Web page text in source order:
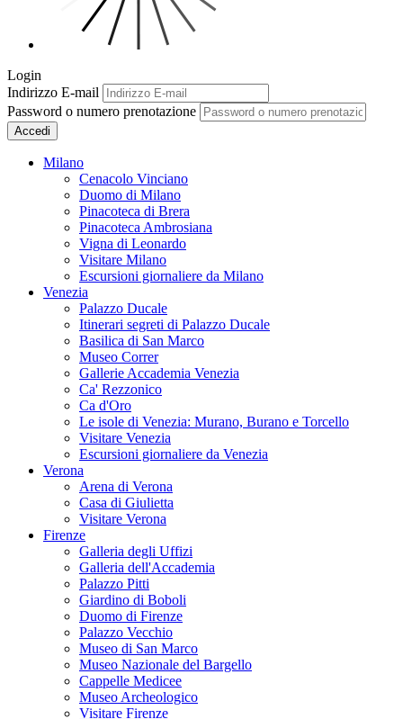
Login
Indirizzo E-mail
Password o numero prenotazione
Accedi
Milano
Cenacolo Vinciano
Duomo di Milano
Pinacoteca di Brera
Pinacoteca Ambrosiana
Vigna di Leonardo
Visitare Milano
Escursioni giornaliere da Milano
Venezia
Palazzo Ducale
Itinerari segreti di Palazzo Ducale
Basilica di San Marco
Museo Correr
Gallerie Accademia Venezia
Ca' Rezzonico
Ca d'Oro
Le isole di Venezia: Murano, Burano e Torcello
Visitare Venezia
Escursioni giornaliere da Venezia
Verona
Arena di Verona
Casa di Giulietta
Visitare Verona
Firenze
Galleria degli Uffizi
Galleria dell'Accademia
Palazzo Pitti
Giardino di Boboli
Duomo di Firenze
Palazzo Vecchio
Museo di San Marco
Museo Nazionale del Bargello
Cappelle Medicee
Museo Archeologico
Visitare Firenze